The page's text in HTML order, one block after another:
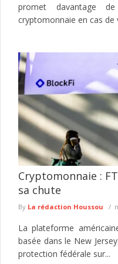
promet davantage
cryptomonnaie en cas de
Cryptomonnaie :
sa chute
By La rédaction Houssou
La plateforme
basée dans le New
protection fédérale sur...